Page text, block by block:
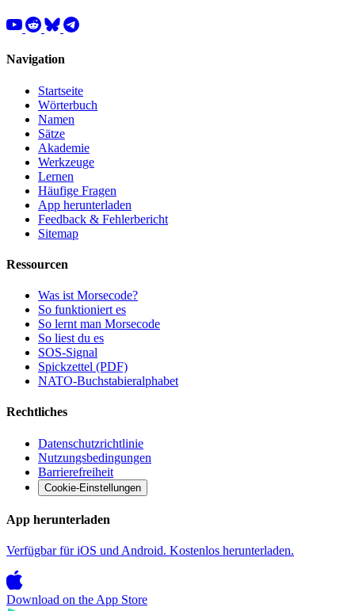
Navigation
Startseite
Wörterbuch
Namen
Sätze
Akademie
Werkzeuge
Lernen
Häufige Fragen
App herunterladen
Feedback & Fehlerbericht
Sitemap
Ressourcen
Was ist Morsecode?
So funktioniert es
So lernt man Morsecode
So liest du es
SOS-Signal
Spickzettel (PDF)
NATO-Buchstabieralphabet
Rechtliches
Datenschutzrichtlinie
Nutzungsbedingungen
Barrierefreiheit
Cookie-Einstellungen
App herunterladen
Verfügbar für iOS und Android. Kostenlos herunterladen.
Download on the App Store